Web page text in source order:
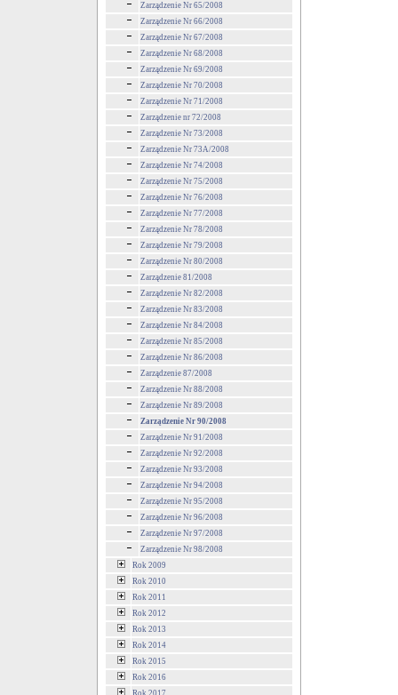
Zarządzenie Nr 65/2008
Zarządzenie Nr 66/2008
Zarządzenie Nr 67/2008
Zarządzenie Nr 68/2008
Zarządzenie Nr 69/2008
Zarządzenie Nr 70/2008
Zarządzenie Nr 71/2008
Zarządzenie nr 72/2008
Zarządzenie Nr 73/2008
Zarządzenie Nr 73A/2008
Zarządzenie Nr 74/2008
Zarządzenie Nr 75/2008
Zarządzenie Nr 76/2008
Zarządzenie Nr 77/2008
Zarządzenie Nr 78/2008
Zarządzenie Nr 79/2008
Zarządzenie Nr 80/2008
Zarządzenie 81/2008
Zarządzenie Nr 82/2008
Zarządzenie Nr 83/2008
Zarządzenie Nr 84/2008
Zarządzenie Nr 85/2008
Zarządzenie Nr 86/2008
Zarządzenie 87/2008
Zarządzenie Nr 88/2008
Zarządzenie Nr 89/2008
Zarządzenie Nr 90/2008
Zarządzenie Nr 91/2008
Zarządzenie Nr 92/2008
Zarządzenie Nr 93/2008
Zarządzenie Nr 94/2008
Zarządzenie Nr 95/2008
Zarządzenie Nr 96/2008
Zarządzenie Nr 97/2008
Zarządzenie Nr 98/2008
Rok 2009
Rok 2010
Rok 2011
Rok 2012
Rok 2013
Rok 2014
Rok 2015
Rok 2016
Rok 2017